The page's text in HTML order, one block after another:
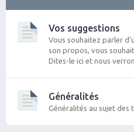
Vos suggestions
Vous souhaitez parler
son propos, vous
Dites-le ici et nous
Généralités
Généralités au sujet des